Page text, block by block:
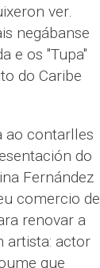
ver.
negábanse
e os "Tupa"
do Caribe
ao contarlles
do
Fernández
comercio de
renovar a
artista: actor
que